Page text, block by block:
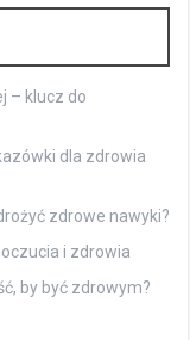
– klucz do
dla zdrowia
zdrowe nawyki?
i zdrowia
by być zdrowym?